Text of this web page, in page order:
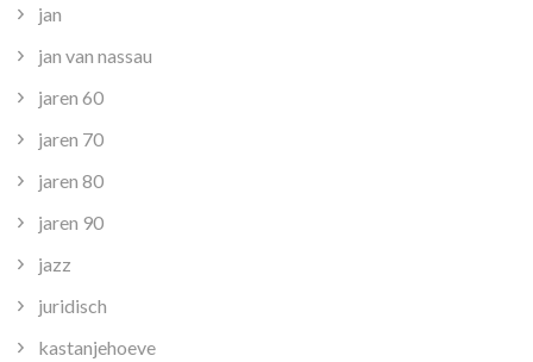
jan
jan van nassau
jaren 60
jaren 70
jaren 80
jaren 90
jazz
juridisch
kastanjehoeve